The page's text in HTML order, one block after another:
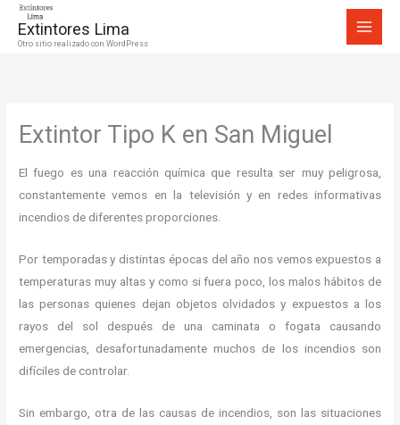
Extintores Lima
Otro sitio realizado con WordPress
Extintor Tipo K en San Miguel
El fuego es una reacción química que resulta ser muy peligrosa,
constantemente vemos en la televisión y en redes informativas
incendios de diferentes proporciones.
Por temporadas y distintas épocas del año nos vemos expuestos a
temperaturas muy altas y como si fuera poco, los malos hábitos de
las personas quienes dejan objetos olvidados y expuestos a los
rayos del sol después de una caminata o fogata causando
emergencias, desafortunadamente muchos de los incendios son
difíciles de controlar.
Sin embargo, otra de las causas de incendios, son las situaciones